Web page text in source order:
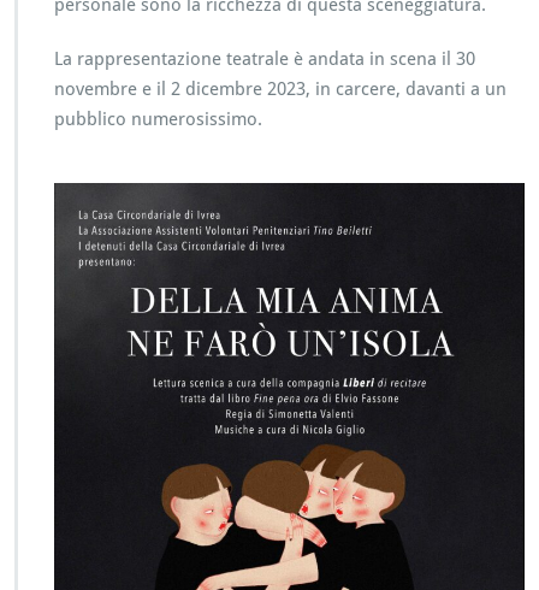
personale sono la ricchezza di questa sceneggiatura.
La rappresentazione teatrale è andata in scena il 30
novembre e il 2 dicembre 2023, in carcere, davanti a un
pubblico numerosissimo.